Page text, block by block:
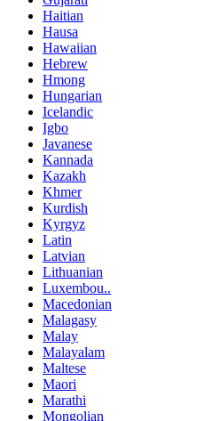
Haitian
Hausa
Hawaiian
Hebrew
Hmong
Hungarian
Icelandic
Igbo
Javanese
Kannada
Kazakh
Khmer
Kurdish
Kyrgyz
Latin
Latvian
Lithuanian
Luxembou..
Macedonian
Malagasy
Malay
Malayalam
Maltese
Maori
Marathi
Mongolian